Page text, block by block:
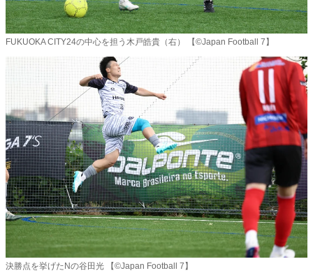
FUKUOKA CITY24の中心を担う木戸皓貴（右） 【©️Japan Football 7】
決勝点を挙げたNの谷田光 【©️Japan Football 7】